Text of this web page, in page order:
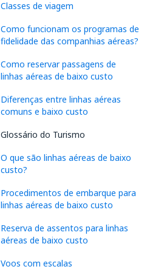
Classes de viagem
Como funcionam os programas de
fidelidade das companhias aéreas?
Como reservar passagens de
linhas aéreas de baixo custo
Diferenças entre linhas aéreas
comuns e baixo custo
Glossário do Turismo
O que são linhas aéreas de baixo
custo?
Procedimentos de embarque para
linhas aéreas de baixo custo
Reserva de assentos para linhas
aéreas de baixo custo
Voos com escalas